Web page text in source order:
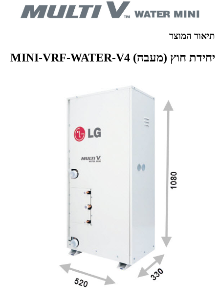
תיאור המוצר
יחידת חוץ (מעבה) MINI-VRF-WATER-V4